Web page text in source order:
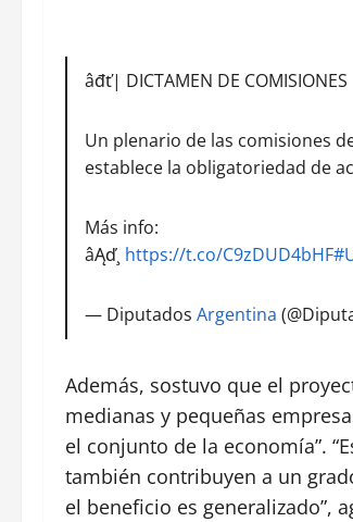
âđť| DICTAMEN DE COMISIONES
Un plenario de las comisiones
establece la obligatoriedad de
Más info:
âĄď¸ https://t.co/C9zDUD4bHF
— DiputadosArgentina
Además, sostuvo que el
medianas y pequeñas
el conjunto de la economía”.
también contribuyen a un
el beneficio es generalizado”,